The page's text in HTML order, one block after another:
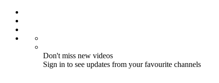
Don't miss new videos
Sign in to see updates from your favourite channels